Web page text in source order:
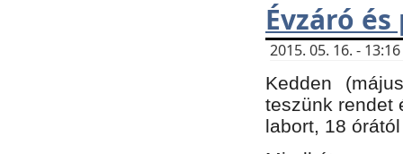
Évzáró
2015. 05. 16. -
Kedden
teszünk rendet
labort, 18